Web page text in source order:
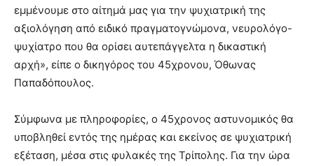
εμμένουμε στο αίτημά μας για την ψυχιατρική της
αξιολόγηση από ειδικό πραγματογνώμονα, νευρολόγο-
ψυχίατρο που θα ορίσει αυτεπάγγελτα η δικαστική
αρχή», είπε ο δικηγόρος του 45χρονου, Όθωνας
Παπαδόπουλος.
Σύμφωνα με πληροφορίες, ο 45χρονος αστυνομικός θα
υποβληθεί εντός της ημέρας και εκείνος σε ψυχιατρική
εξέταση, μέσα στις φυλακές της Τρίπολης. Για την ώρα